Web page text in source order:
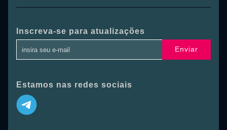
Inscreva-se para atualizações
Enviar
Estamos nas redes sociais